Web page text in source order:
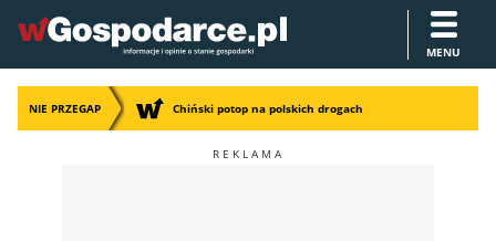
MENU
NIE PRZEGAP Chiński potop na polskich drogach